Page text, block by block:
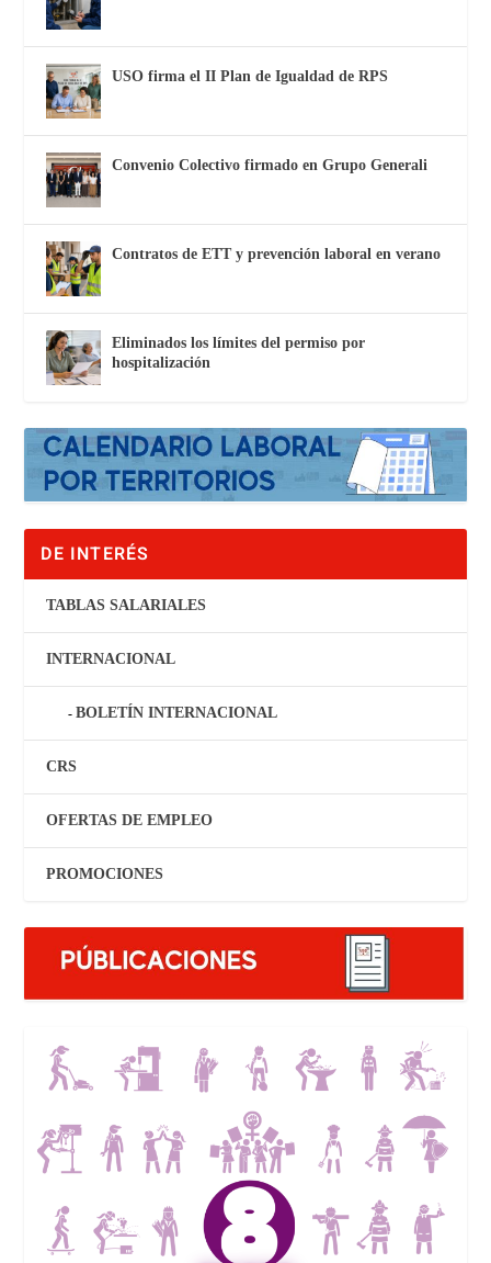
USO firma el II Plan de Igualdad de RPS
Convenio Colectivo firmado en Grupo Generali
Contratos de ETT y prevención laboral en verano
Eliminados los límites del permiso por
hospitalización
DE INTERÉS
TABLAS SALARIALES
INTERNACIONAL
BOLETÍN INTERNACIONAL
CRS
OFERTAS DE EMPLEO
PROMOCIONES